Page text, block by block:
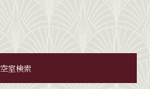
空室検索